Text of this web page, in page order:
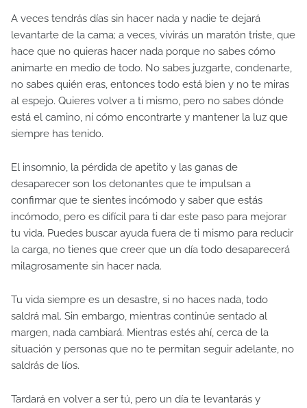
A veces tendrás días sin hacer nada y nadie te dejará
levantarte de la cama; a veces, vivirás un maratón triste, que
hace que no quieras hacer nada porque no sabes cómo
animarte en medio de todo. No sabes juzgarte, condenarte,
no sabes quién eras, entonces todo está bien y no te miras
al espejo. Quieres volver a ti mismo, pero no sabes dónde
está el camino, ni cómo encontrarte y mantener la luz que
siempre has tenido.
El insomnio, la pérdida de apetito y las ganas de
desaparecer son los detonantes que te impulsan a
confirmar que te sientes incómodo y saber que estás
incómodo, pero es difícil para ti dar este paso para mejorar
tu vida. Puedes buscar ayuda fuera de ti mismo para reducir
la carga, no tienes que creer que un día todo desaparecerá
milagrosamente sin hacer nada.
Tu vida siempre es un desastre, si no haces nada, todo
saldrá mal. Sin embargo, mientras continúe sentado al
margen, nada cambiará. Mientras estés ahí, cerca de la
situación y personas que no te permitan seguir adelante, no
saldrás de líos.
Tardará en volver a ser tú, pero un día te levantarás y